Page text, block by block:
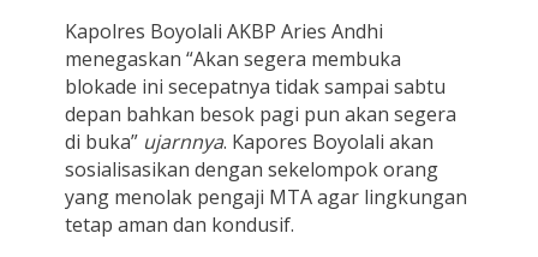
Kapolres Boyolali AKBP Aries Andhi
menegaskan “Akan segera membuka
blokade ini secepatnya tidak sampai sabtu
depan bahkan besok pagi pun akan segera
di buka” ujarnnya. Kapores Boyolali akan
sosialisasikan dengan sekelompok orang
yang menolak pengaji MTA agar lingkungan
tetap aman dan kondusif.